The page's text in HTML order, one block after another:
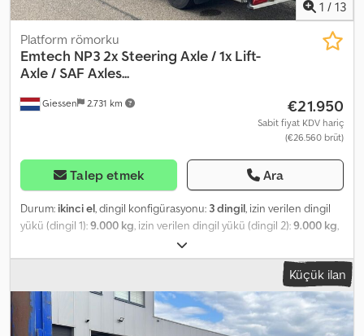
1 / 13
Giessen 2.731 km
Platform römorku
Emtech NP3 2x Steering Axle / 1x Lift-
Axle / SAF Axles...
€21.950
Sabit fiyat KDV hariç
(€26.560 brüt)
Talep etmek Ara
Durum: ikinci el, dingil konfigürasyonu: 3 dingil, izin verilen dingil
yükü (dingil 1):9.000 kg, izin verilen dingil yükü (dingil 2):9.000 kg,
9.000 kg
uzunluk:13.700 mm, toplam genişlik:2.470 mm, toplam yükseklik:
, lastik durumu:
40 yüzde, renk:diğer, Üretim yılı:2021, Donanım:ABS, = Ek
Seçenekler ve Aksesuarlar = Diğer - Hava süspansiyonu - Disk
frenler Diğer - Yönlendirilebilir aks = Ek Bilgiler = Lastik ölçüsü:
Küçük ilan